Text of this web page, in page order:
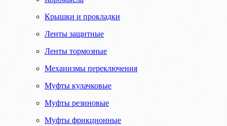
Крышки и прокладки
Ленты защитные
Ленты тормозные
Механизмы переключения
Муфты кулачковые
Муфты резиновые
Муфты фрикционные